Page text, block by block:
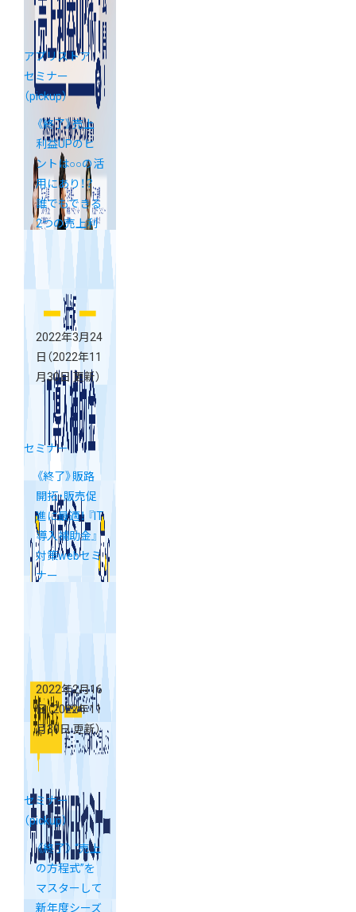
アプリストア
セミナー
（pickup）
《終了》売上
利益UPのヒ
ントは○○の活
用にあり！？
誰でもできる
2つの売上利
益UP術を大
公開！
2022年3月24
日 （2022年11
月30日 更新）
セミナー
《終了》販路
開拓・販売促
進に最適！ 『IT
導入補助金』
対策webセミ
ナー
2022年2月16
日（2022年11
月30日 更新）
セミナー
（pickup）
《終了》 “売上
の方程式”を
マスターして
新年度シーズ